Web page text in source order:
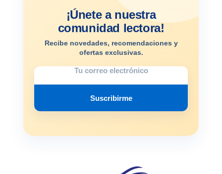
¡Únete a nuestra
comunidad lectora!
Recibe novedades, recomendaciones y
ofertas exclusivas.
Suscribirme